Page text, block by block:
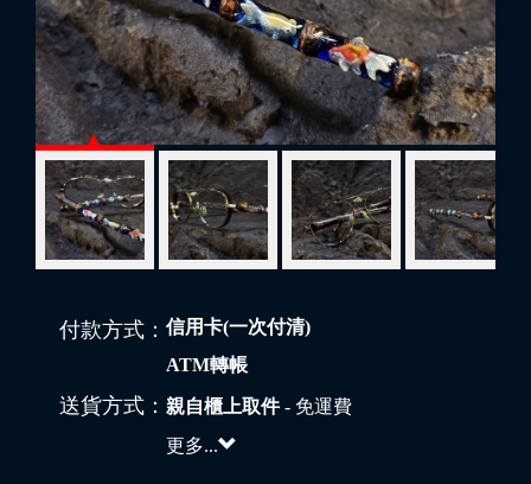
付款方式： 信用卡(一次付清)
ATM轉帳
送貨方式： 親自櫃上取件- 免運費
更多...